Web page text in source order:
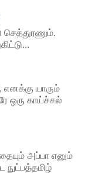
செத்துரணும்.
யாரும்
ஒரு காய்ச்சல்
அப்பா எனும்